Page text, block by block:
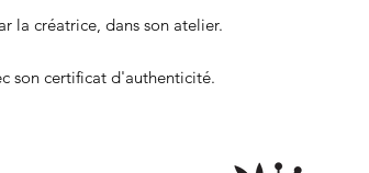
la créatrice, dans son atelier.
son certificat d'authenticité.